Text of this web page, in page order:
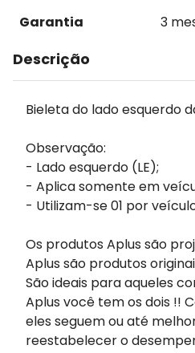
Garantia
3
Descrição
Bieleta do lado esquerdo
Observação:
- Lado esquerdo (LE);
- Aplica somente em
- Utilizam-se 01 por
Os produtos Aplus são
Aplus são produtos
São ideais para aqueles
Aplus você tem os dois !!
eles seguem ou até
reestabelecer o